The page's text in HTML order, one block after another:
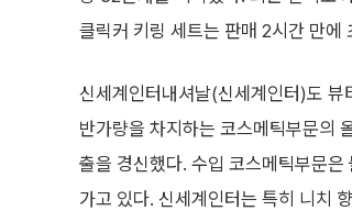
클릭커 키링 세트는 판매 2시간 만에
신세계인터내셔날(신세계인터)도 뷰
반가량을 차지하는 코스메틱부문의
출을 경신했다. 수입 코스메틱부문은
가고 있다. 신세계인터는 특히 니치